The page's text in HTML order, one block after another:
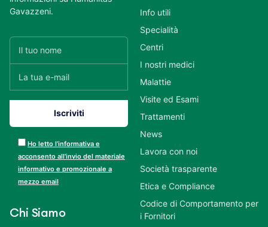
Gavazzeni.
Ho letto l’informativa e
acconsento all’invio del materiale
informativo e promozionale a
mezzo email
Chi Siamo
Info utili
Specialità
Centri
I nostri medici
Malattie
Visite ed Esami
Trattamenti
News
Lavora con noi
Società trasparente
Etica e Compliance
Codice di Comportamento per
i Fornitori